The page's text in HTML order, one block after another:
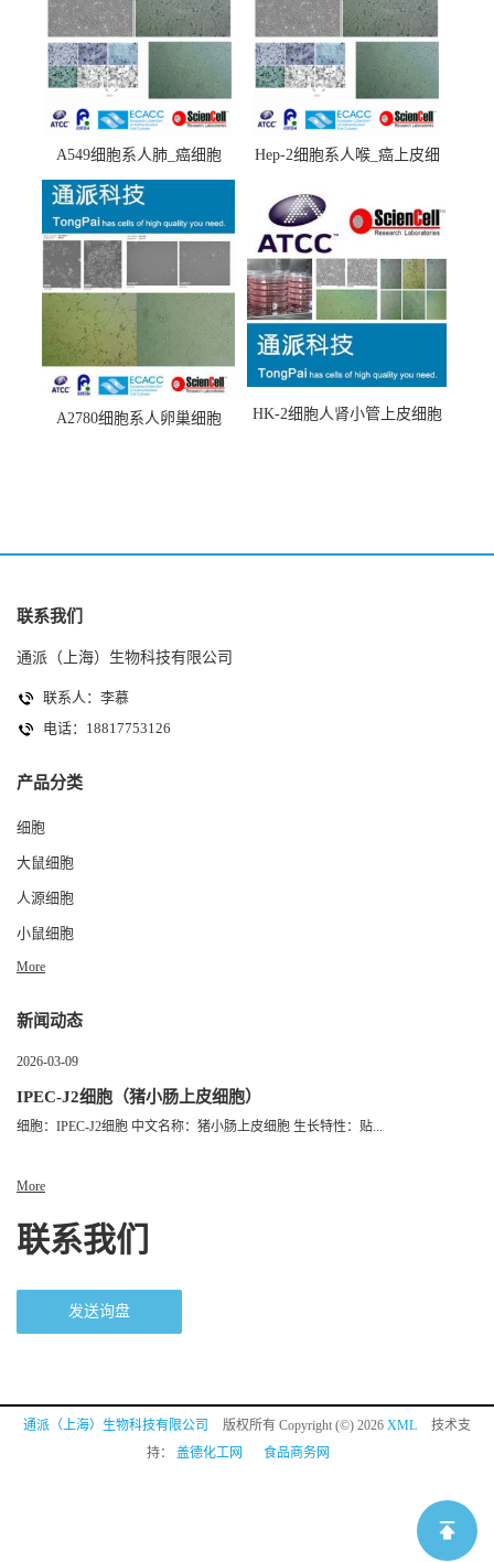
A549细胞系人肺_癌细胞
(A549细胞)
Hep-2细胞系人喉_癌上皮细
A2780细胞系人卵巢细胞
HK-2细胞人肾小管上皮细胞
联系我们
通派（上海）生物科技有限公司
联系人：李慕
电话：18817753126
产品分类
细胞
大鼠细胞
人源细胞
小鼠细胞
More
新闻动态
2026-03-09
IPEC-J2细胞（猪小肠上皮细胞）
细胞：IPEC-J2细胞 中文名称：猪小肠上皮细胞 生长特性：贴...
More
联系我们
发送询盘
通派（上海）生物科技有限公司 版权所有 Copyright (©) 2026 XML
技术支
持： 盖德化工网 食品商务网